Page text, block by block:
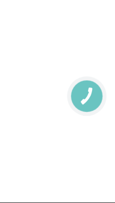
КНОПКА
СВЯЗИ